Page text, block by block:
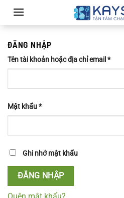
dungĐĂNG NHẬP
Tên tài khoản hoặc địa chỉ email *
Mật khẩu*
Ghi nhớ mật khẩu
ĐĂNG NHẬP